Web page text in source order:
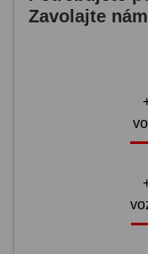
Zavolajte nám